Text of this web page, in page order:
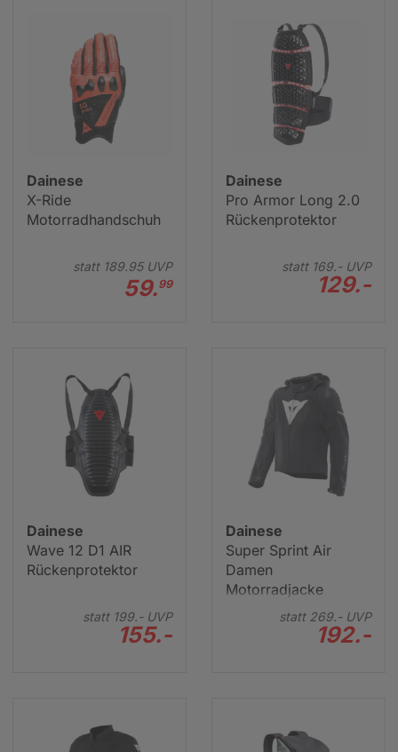
Dainese
X-Ride
Motorradhandschuh
statt 189.95UVP
59.99
Dainese
Pro Armor Long 2.0
Rückenprotektor
statt 169.-UVP
129.-
Dainese
Wave 12 D1 AIR
Rückenprotektor
statt 199.-UVP
155.-
Dainese
Super Sprint Air
Damen
Motorradjacke
statt 269.-UVP
192.-